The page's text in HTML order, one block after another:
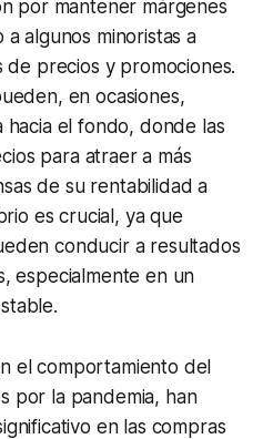
por mantener márgenes
algunos minoristas a
de precios y promociones.
en ocasiones,
el fondo, donde las
para atraer a más
de su rentabilidad a
es crucial, ya que
conducir a resultados
especialmente en un
el comportamiento del
por la pandemia, han
en las compras